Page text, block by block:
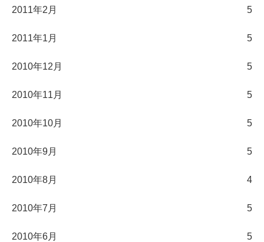
2011年2月 5
2011年1月 5
2010年12月 5
2010年11月 5
2010年10月 5
2010年9月 5
2010年8月 4
2010年7月 5
2010年6月 5